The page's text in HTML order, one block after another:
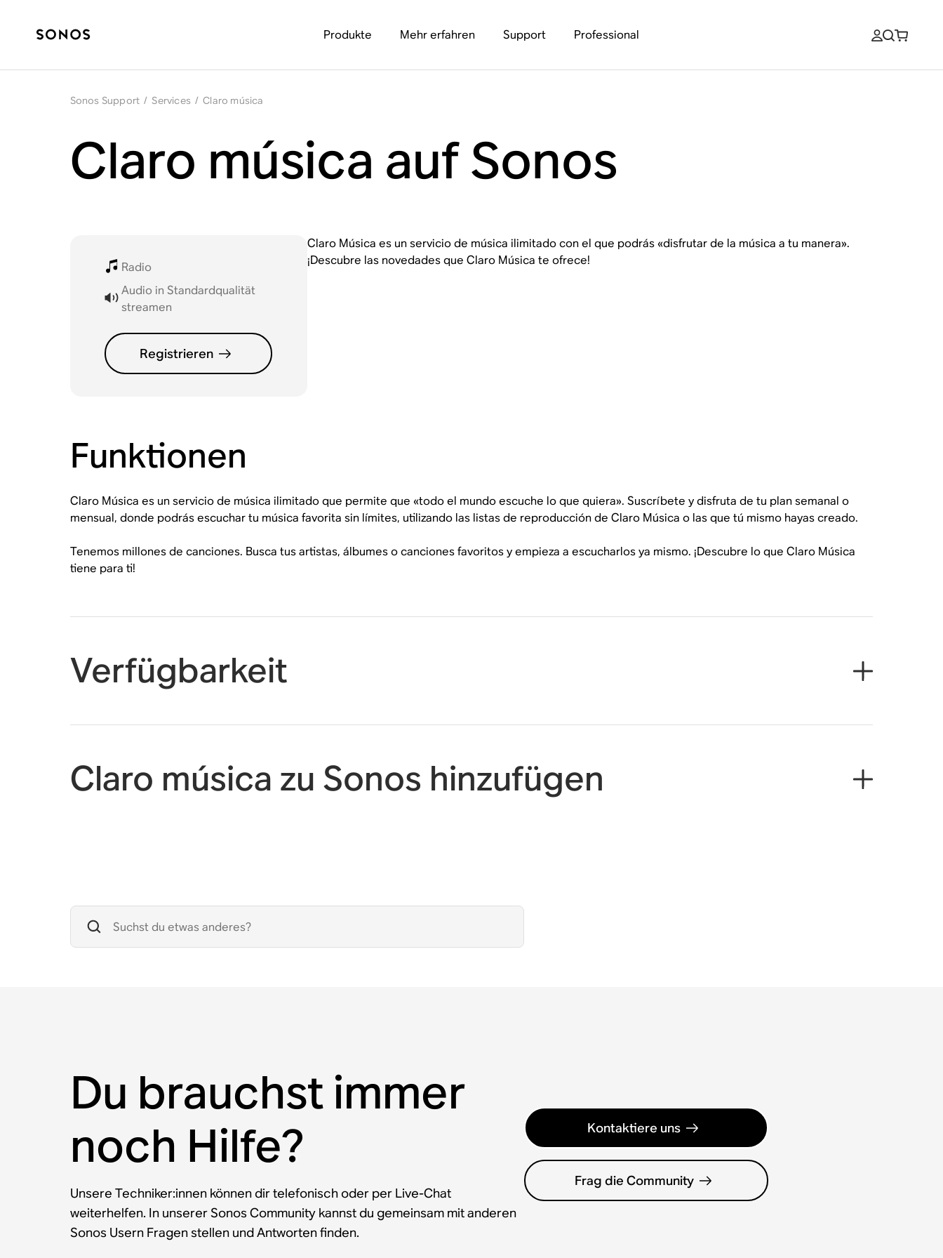
Produkte Mehr erfahren Support Professional
Sonos Support / Services / Claro música
Claro música auf Sonos
Radio
Audio in Standardqualität
streamen
Registrieren
Claro Música es un servicio de música ilimitado con el que podrás «disfrutar de la música a tu manera».
¡Descubre las novedades que Claro Música te ofrece!
Funktionen
Claro Música es un servicio de música ilimitado que permite que «todo el mundo escuche lo que quiera». Suscríbete y disfruta de tu plan semanal o
mensual, donde podrás escuchar tu música favorita sin límites, utilizando las listas de reproducción de Claro Música o las que tú mismo hayas creado.
Tenemos millones de canciones. Busca tus artistas, álbumes o canciones favoritos y empieza a escucharlos ya mismo. ¡Descubre lo que Claro Música
tiene para ti!
Verfügbarkeit
Claro música zu Sonos hinzufügen
Du brauchst immer
noch Hilfe?
Unsere Techniker:innen können dir telefonisch oder per Live-Chat
weiterhelfen. In unserer Sonos Community kannst du gemeinsam mit anderen
Sonos Usern Fragen stellen und Antworten finden.
Kontaktiere uns
Frag die Community